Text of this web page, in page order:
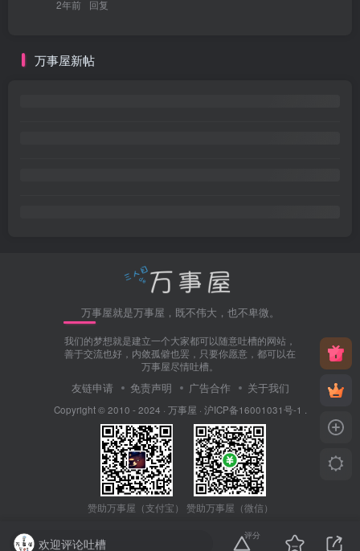
2年前 回复
万事屋新帖
万事屋就是万事屋，既不伟大，也不卑微。
我们的梦想就是建立一个大家都可以随意吐槽的网站，
善于交流也好，内敛孤僻也罢，只要你愿意，都可以在
万事屋尽情吐槽。
友链申请 免责声明 广告合作 关于我们
Copyright © 2010 - 2024 · 万事屋 · 沪ICP备16001031号-1
赞助万事屋（支付宝） 赞助万事屋（微信）
欢迎评论吐槽
评分